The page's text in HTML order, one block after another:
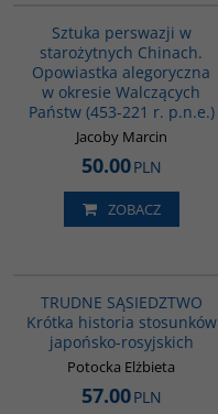
Sztuka perswazji w
starożytnych Chinach.
Opowiastka alegoryczna
w okresie Walczących
Państw (453-221 r. p.n.e.)
Jacoby Marcin
50.00PLN
ZOBACZ
TRUDNE SĄSIEDZTWO
Krótka historia stosunków
japońsko-rosyjskich
Potocka Elżbieta
57.00PLN